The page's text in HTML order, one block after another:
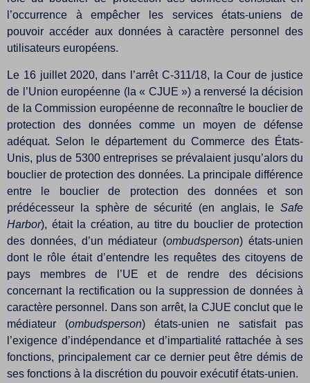
l’occurrence à empêcher les services états-uniens de
pouvoir accéder aux données à caractère personnel des
utilisateurs européens.
Le 16 juillet 2020, dans l’arrêt C-311/18, la Cour de justice
de l’Union européenne (la « CJUE ») a renversé la décision
de la Commission européenne de reconnaître le bouclier de
protection des données comme un moyen de défense
adéquat. Selon le département du Commerce des États-
Unis, plus de 5300 entreprises se prévalaient jusqu’alors du
bouclier de protection des données. La principale différence
entre le bouclier de protection des données et son
prédécesseur la sphère de sécurité (en anglais, le Safe
Harbor), était la création, au titre du bouclier de protection
des données, d’un médiateur (ombudsperson) états-unien
dont le rôle était d’entendre les requêtes des citoyens de
pays membres de l’UE et de rendre des décisions
concernant la rectification ou la suppression de données à
caractère personnel. Dans son arrêt, la CJUE conclut que le
médiateur (ombudsperson) états-unien ne satisfait pas
l’exigence d’indépendance et d’impartialité rattachée à ses
fonctions, principalement car ce dernier peut être démis de
ses fonctions à la discrétion du pouvoir exécutif états-unien.